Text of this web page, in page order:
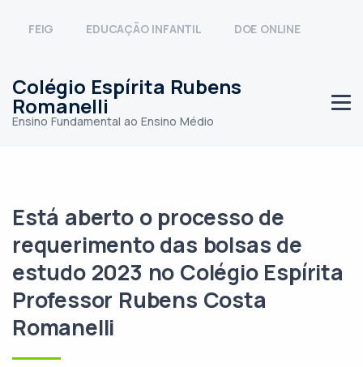
FEIG EDUCAÇÃO INFANTIL DOE ONLINE
Colégio Espírita Rubens
Romanelli
Ensino Fundamental ao Ensino Médio
Está aberto o processo de
requerimento das bolsas de
estudo 2023 no Colégio Espírita
Professor Rubens Costa
Romanelli